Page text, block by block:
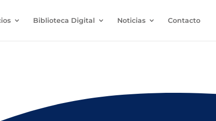
Biblioteca Digital Noticias Contacto